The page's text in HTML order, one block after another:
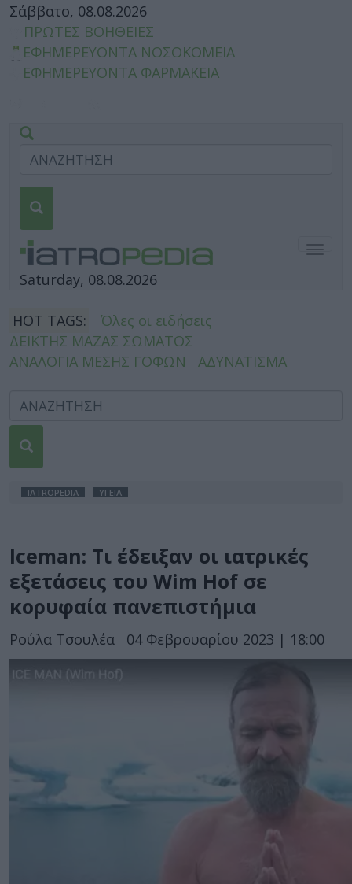
Σάββατο, 08.08.2026
ΠΡΩΤΕΣ ΒΟΗΘΕΙΕΣ
ΕΦΗΜΕΡΕΥΟΝΤΑ ΝΟΣΟΚΟΜΕΙΑ
ΕΦΗΜΕΡΕΥΟΝΤΑ ΦΑΡΜΑΚΕΙΑ
Saturday, 08.08.2026
HOT TAGS:
Όλες οι ειδήσεις
ΔΕΙΚΤΗΣ ΜΑΖΑΣ ΣΩΜΑΤΟΣ
ΑΝΑΛΟΓΙΑ ΜΕΣΗΣ ΓΟΦΩΝ
ΑΔΥΝΑΤΙΣΜΑ
IATROPEDIA ΥΓΕΙΑ
Iceman: Τι έδειξαν οι ιατρικές
εξετάσεις του Wim Hof σε
κορυφαία πανεπιστήμια
Ρούλα Τσουλέα 04 Φεβρουαρίου 2023 | 18:00